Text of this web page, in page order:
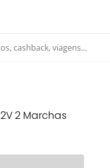
viagens...
2 Marchas